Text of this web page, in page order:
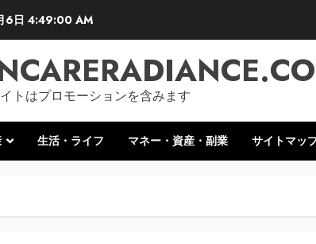
6日 4:49:01 AM
トはプロモーションを含みます
生活・ライフ マネー・資産・副業 サイトマッ